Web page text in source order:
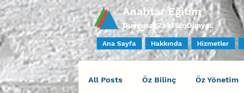
Anahtar Eğitim
Duygusal Zeki Bir Dünya..
Ana Sayfa Hakkında Hizmetler
All Posts Öz Bilinç Öz Yönetim